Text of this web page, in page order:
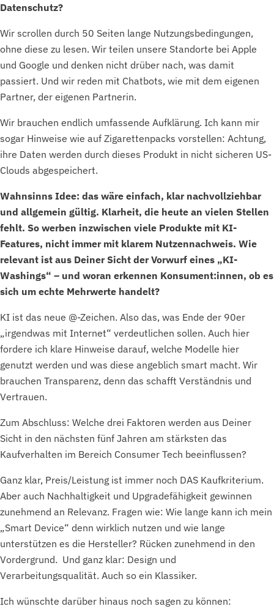
Datenschutz?
Wir scrollen durch 50 Seiten lange Nutzungsbedingungen,
ohne diese zu lesen. Wir teilen unsere Standorte bei Apple
und Google und denken nicht drüber nach, was damit
passiert. Und wir reden mit Chatbots, wie mit dem eigenen
Partner, der eigenen Partnerin.
Wir brauchen endlich umfassende Aufklärung. Ich kann mir
sogar Hinweise wie auf Zigarettenpacks vorstellen: Achtung,
ihre Daten werden durch dieses Produkt in nicht sicheren US-
Clouds abgespeichert.
Wahnsinns Idee: das wäre einfach, klar nachvollziehbar
und allgemein gültig. Klarheit, die heute an vielen Stellen
fehlt. So werben inzwischen viele Produkte mit KI-
Features, nicht immer mit klarem Nutzennachweis. Wie
relevant ist aus Deiner Sicht der Vorwurf eines „KI-
Washings“ – und woran erkennen Konsument:innen, ob es
sich um echte Mehrwerte handelt?
KI ist das neue @-Zeichen. Also das, was Ende der 90er
„irgendwas mit Internet“ verdeutlichen sollen. Auch hier
fordere ich klare Hinweise darauf, welche Modelle hier
genutzt werden und was diese angeblich smart macht. Wir
brauchen Transparenz, denn das schafft Verständnis und
Vertrauen.
Zum Abschluss: Welche drei Faktoren werden aus Deiner
Sicht in den nächsten fünf Jahren am stärksten das
Kaufverhalten im Bereich Consumer Tech beeinflussen?
Ganz klar, Preis/Leistung ist immer noch DAS Kaufkriterium.
Aber auch Nachhaltigkeit und Upgradefähigkeit gewinnen
zunehmend an Relevanz. Fragen wie: Wie lange kann ich mein
„Smart Device“ denn wirklich nutzen und wie lange
unterstützen es die Hersteller? Rücken zunehmend in den
Vordergrund. Und ganz klar: Design und
Verarbeitungsqualität. Auch so ein Klassiker.
Ich wünschte darüber hinaus noch sagen zu können: